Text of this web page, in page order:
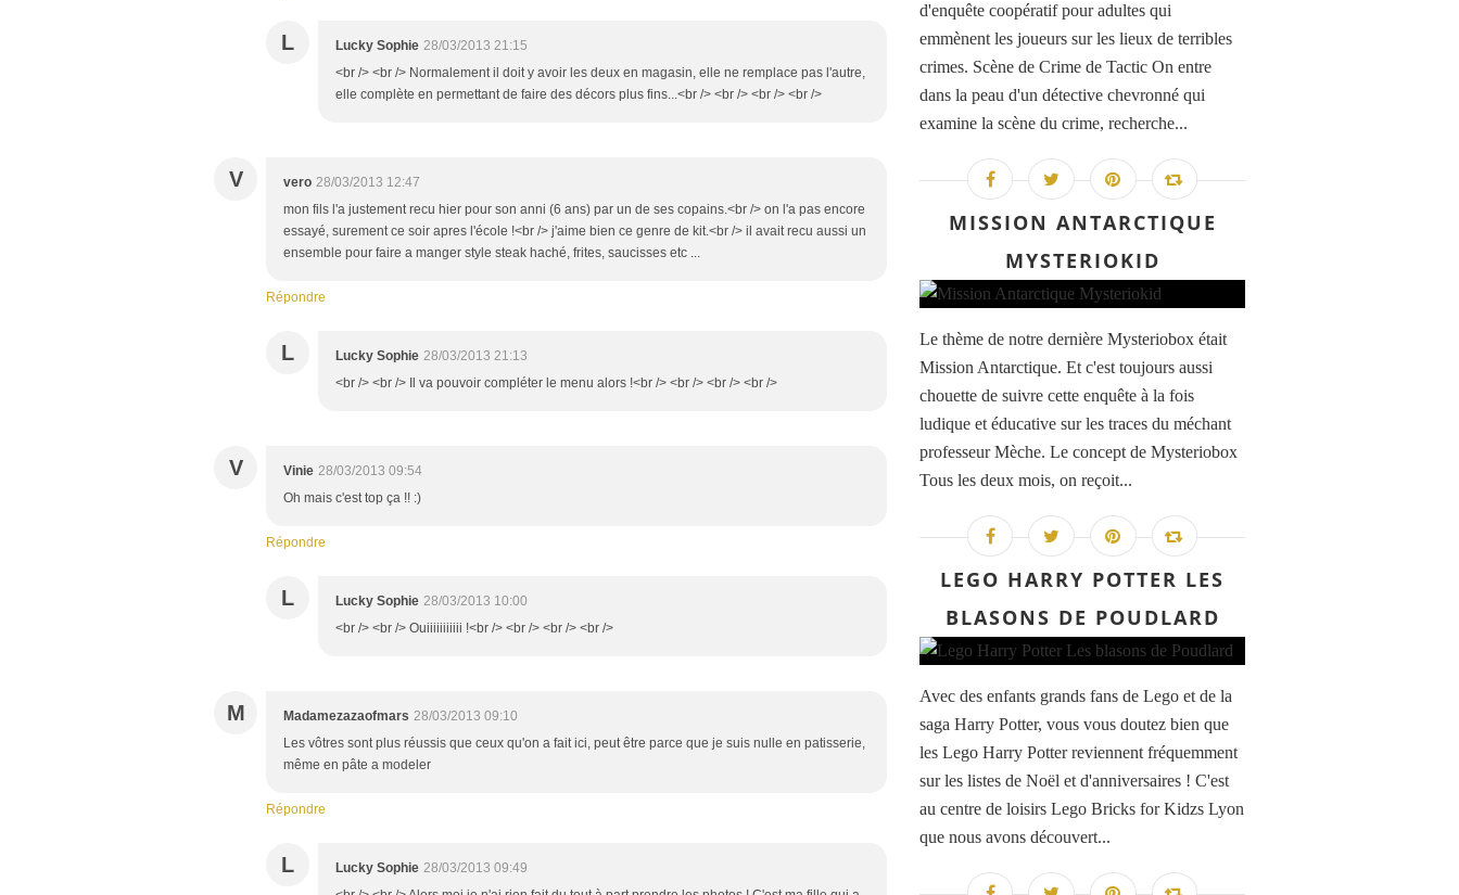
L Lucky Sophie 28/03/2013 21:15
<br /> <br /> Normalement il doit y avoir les deux en magasin, elle ne remplace pas l'autre,
elle complète en permettant de faire des décors plus fins...<br /> <br /> <br /> <br />
V vero 28/03/2013 12:47
mon fils l'a justement recu hier pour son anni (6 ans) par un de ses copains.<br /> on l'a pas encore
essayé, surement ce soir apres l'école !<br /> j'aime bien ce genre de kit.<br /> il avait recu aussi un
ensemble pour faire a manger style steak haché, frites, saucisses etc ...
Répondre
L Lucky Sophie 28/03/2013 21:13
<br /> <br /> Il va pouvoir compléter le menu alors !<br /> <br /> <br /> <br />
V Vinie 28/03/2013 09:54
Oh mais c'est top ça !! :)
Répondre
L Lucky Sophie 28/03/2013 10:00
<br /> <br /> Ouiiiiiiiiiii !<br /> <br /> <br /> <br />
M Madamezazaofmars 28/03/2013 09:10
Les vôtres sont plus réussis que ceux qu'on a fait ici, peut être parce que je suis nulle en patisserie,
même en pâte a modeler
Répondre
L Lucky Sophie 28/03/2013 09:49
d'enquête coopératif pour adultes qui
emmènent les joueurs sur les lieux de terribles
crimes. Scène de Crime de Tactic On entre
dans la peau d'un détective chevronné qui
examine la scène du crime, recherche...
MISSION ANTARCTIQUE
MYSTERIOKID
Le thème de notre dernière Mysteriobox était
Mission Antarctique. Et c'est toujours aussi
chouette de suivre cette enquête à la fois
ludique et éducative sur les traces du méchant
professeur Mèche. Le concept de Mysteriobox
Tous les deux mois, on reçoit...
LEGO HARRY POTTER LES
BLASONS DE POUDLARD
Avec des enfants grands fans de Lego et de la
saga Harry Potter, vous vous doutez bien que
les Lego Harry Potter reviennent fréquemment
sur les listes de Noël et d'anniversaires ! C'est
au centre de loisirs Lego Bricks for Kidzs Lyon
que nous avons découvert...